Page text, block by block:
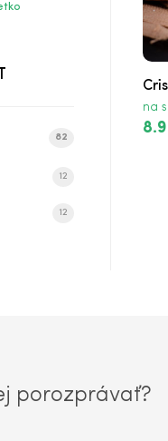
82
12
12
na
porozprávať?